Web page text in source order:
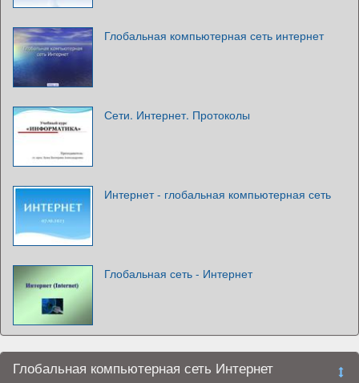
Глобальная компьютерная сеть интернет
Сети. Интернет. Протоколы
Интернет - глобальная компьютерная сеть
Глобальная сеть - Интернет
Глобальная компьютерная сеть Интернет